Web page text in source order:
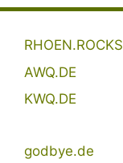
RHOEN.ROCKS
AWQ.DE
KWQ.DE
godbye.de